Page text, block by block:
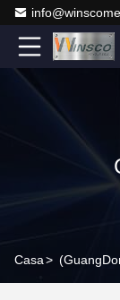
Casa>